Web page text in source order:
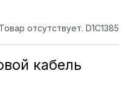
Товар отсутствует. D1C1385
кабель